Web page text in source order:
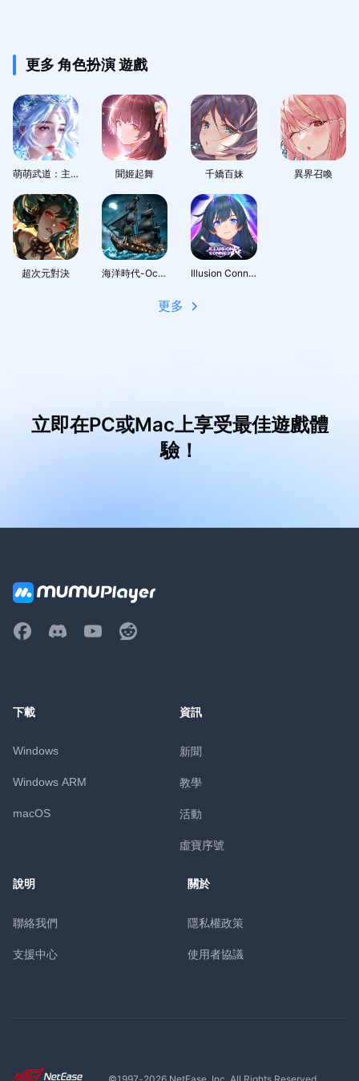
更多 角色扮演 遊戲
萌萌武道：主宰幻想 聞姬起舞 千嬌百妹 異界召喚
超次元對決 海洋時代-Ocean Age Illusion Connect: Re
更多
立即在PC或Mac上享受最佳遊戲體
驗！
下載
Windows
Windows ARM
macOS
資訊
新聞
教學
活動
虛寶序號
說明
聯絡我們
支援中心
關於
隱私權政策
使用者協議